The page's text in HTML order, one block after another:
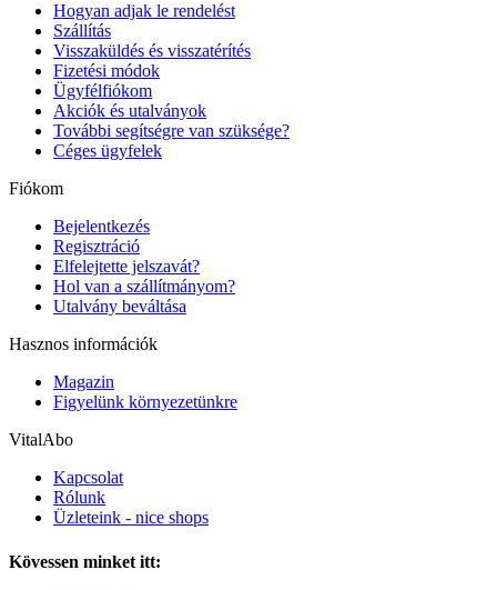
Hogyan adjak le rendelést
Szállítás
Visszaküldés és visszatérítés
Fizetési módok
Ügyfélfiókom
Akciók és utalványok
További segítségre van szüksége?
Céges ügyfelek
Fiókom
Bejelentkezés
Regisztráció
Elfelejtette jelszavát?
Hol van a szállítmányom?
Utalvány beváltása
Hasznos információk
Magazin
Figyelünk környezetünkre
VitalAbo
Kapcsolat
Rólunk
Üzleteink - nice shops
Kövessen minket itt: